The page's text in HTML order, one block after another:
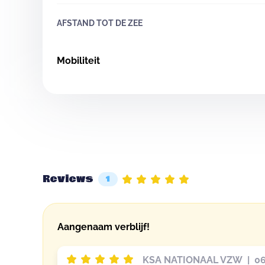
AFSTAND TOT DE ZEE
Mobiliteit
Reviews 1
Aangenaam verblijf!
KSA NATIONAAL VZW |